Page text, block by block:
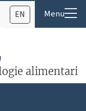
EN
alimentari